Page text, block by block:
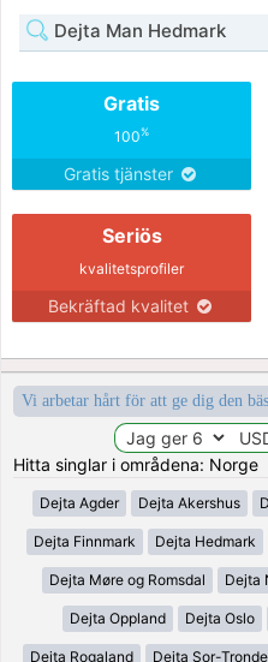
Dejta Man Hedmark
Gratis
100%
Gratis tjänster
Seriös
kvalitetsprofiler
Bekräftad kvalitet
Vi arbetar hårt för att ge dig den
Hitta singlar i områdena: Norge
Dejta Agder Dejta Akershus
Dejta Finnmark Dejta Hedmark
Dejta Møre og Romsdal Dejta
Dejta Oppland Dejta Oslo
Dejta Rogaland Dejta Sor-